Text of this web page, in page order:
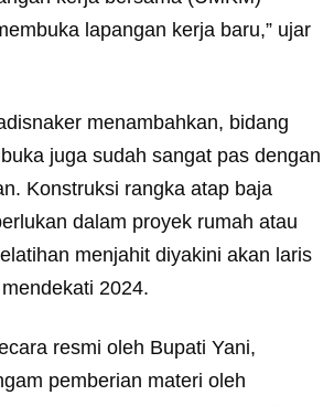
lapangan kerja baru,” ujar
menambahkan, bidang
juga sudah sangat pas dengan
Konstruksi rangka atap baja
dalam proyek rumah atau
menjahit diyakini akan laris
2024.
resmi oleh Bupati Yani,
pemberian materi oleh